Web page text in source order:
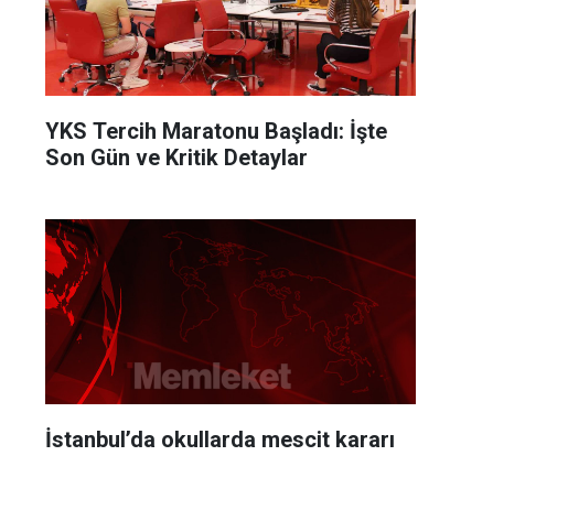
YKS Tercih Maratonu Başladı: İşte
Son Gün ve Kritik Detaylar
İstanbul’da okullarda mescit kararı